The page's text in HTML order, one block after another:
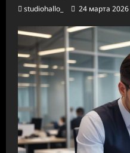
studiohallo_ 24 марта 2026